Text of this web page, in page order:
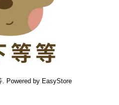
. Powered by EasyStore